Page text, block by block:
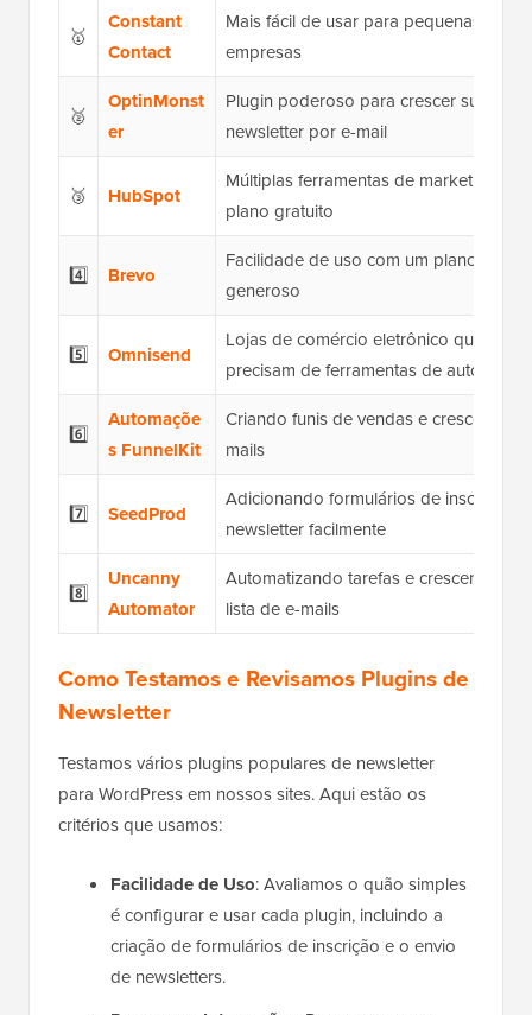
🥇
Constant
Contact
Mais fácil de usar para pequenas
empresas
🥈
OptinMonst
er
Plugin poderoso para crescer sua
newsletter por e-mail
🥉 HubSpot
Múltiplas ferramentas de marketing
plano gratuito
4️⃣ Brevo
Facilidade de uso com um plano
generoso
5️⃣ Omnisend
Lojas de comércio eletrônico que
precisam de ferramentas de automação
6️⃣
Automaçõe
s FunnelKit
Criando funis de vendas e crescendo e-
mails
7️⃣ SeedProd
Adicionando formulários de inscrição
newsletter facilmente
8️⃣
Uncanny
Automator
Automatizando tarefas e crescendo sua
lista de e-mails
Como Testamos e Revisamos Plugins de
Newsletter
Testamos vários plugins populares de newsletter
para WordPress em nossos sites. Aqui estão os
critérios que usamos:
Facilidade de Uso: Avaliamos o quão simples
é configurar e usar cada plugin, incluindo a
criação de formulários de inscrição e o envio
de newsletters.